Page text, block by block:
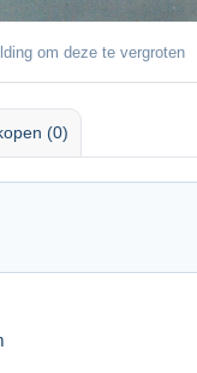
om deze te vergroten
(0)